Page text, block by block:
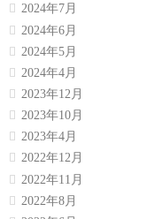
2024年7月
2024年6月
2024年5月
2024年4月
2023年12月
2023年10月
2023年4月
2022年12月
2022年11月
2022年8月